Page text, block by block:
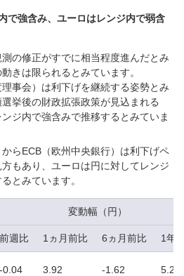
で強含み、ユーロはレンジ内で弱含
の修正がすでに相当程度進んだとみ
きは限られるとみています。
事会）は利下げを継続する姿勢とみ
挙後の財政拡張政策が見込まれる
ジ内で強含みで推移するとみていま
らECB（欧州中央銀行）は利下げペ
もあり、ユーロは円に対してレンジ
とみています。
変動幅（円）
前週比 1ヵ月前比 6ヵ月前比 1年
-0.04 3.92 -1.62 5.22